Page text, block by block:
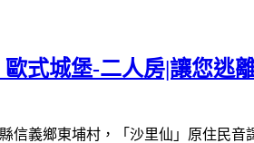
式城堡-二人房|讓您逃
信義鄉東埔村，「沙里仙」原住民